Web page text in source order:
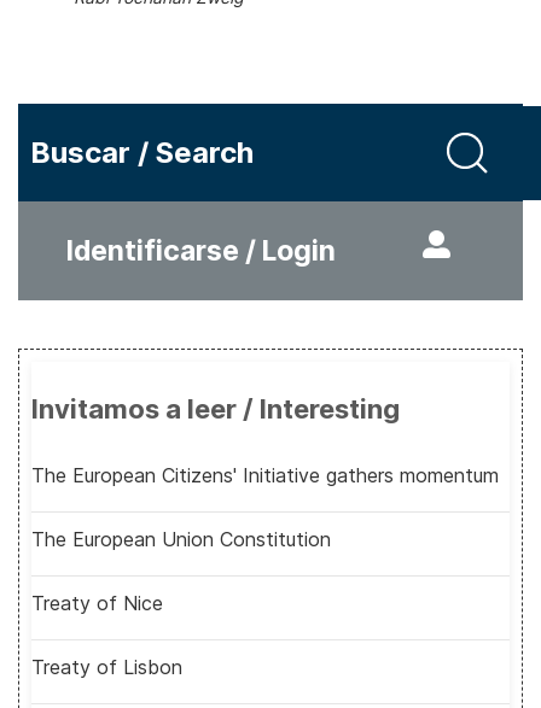
Buscar / Search
Identificarse / Login
Invitamos a leer / Interesting
The European Citizens' Initiative gathers momentum
The European Union Constitution
Treaty of Nice
Treaty of Lisbon